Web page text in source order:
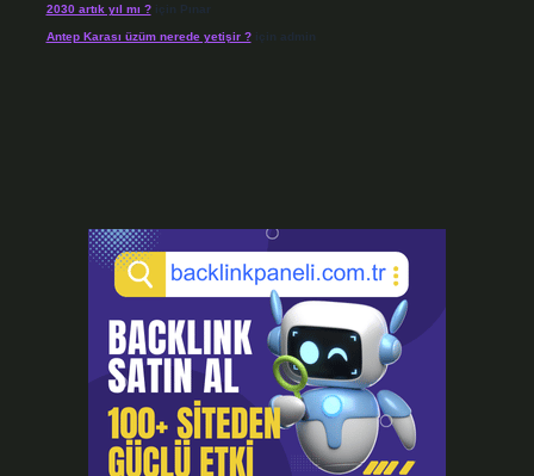
2030 artık yıl mı ?için Pınar
Antep Karası üzüm nerede yetişir ?için admin